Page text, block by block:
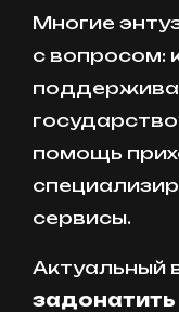
Многие
с вопросом:
помощь
сервисы.
Актуальный